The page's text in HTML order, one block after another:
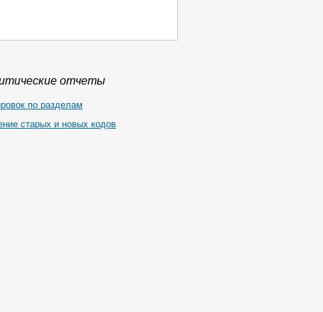
отчеты
по разделам
старых и новых кодов